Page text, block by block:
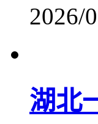
2026/
湖北